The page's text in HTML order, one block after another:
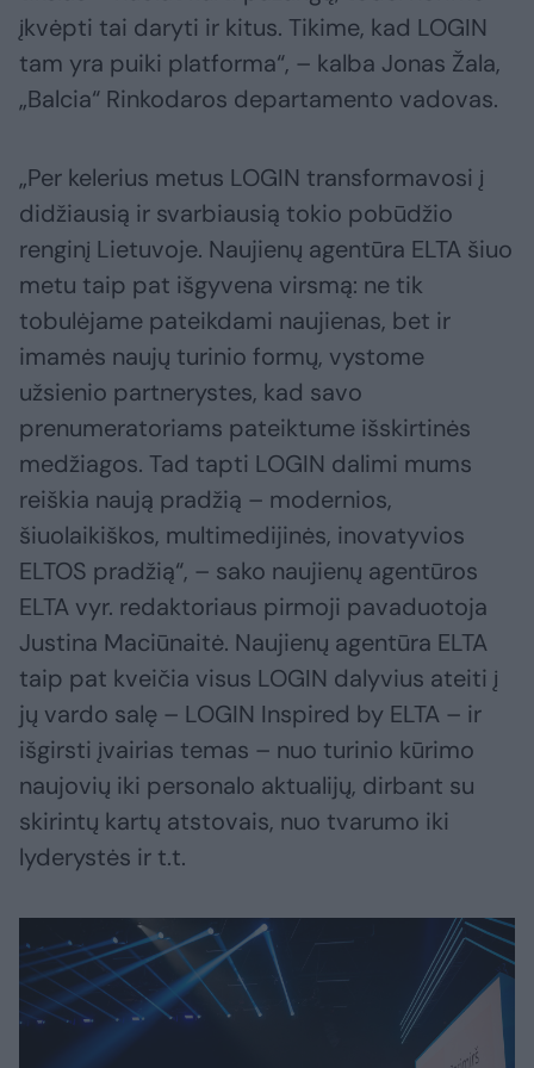
įkvėpti tai daryti ir kitus. Tikime, kad LOGIN
tam yra puiki platforma“, – kalba Jonas Žala,
„Balcia“ Rinkodaros departamento vadovas.
„Per kelerius metus LOGIN transformavosi į
didžiausią ir svarbiausią tokio pobūdžio
renginį Lietuvoje. Naujienų agentūra ELTA šiuo
metu taip pat išgyvena virsmą: ne tik
tobulėjame pateikdami naujienas, bet ir
imamės naujų turinio formų, vystome
užsienio partnerystes, kad savo
prenumeratoriams pateiktume išskirtinės
medžiagos. Tad tapti LOGIN dalimi mums
reiškia naują pradžią – modernios,
šiuolaikiškos, multimedijinės, inovatyvios
ELTOS pradžią“, – sako naujienų agentūros
ELTA vyr. redaktoriaus pirmoji pavaduotoja
Justina Maciūnaitė. Naujienų agentūra ELTA
taip pat kveičia visus LOGIN dalyvius ateiti į
jų vardo salę – LOGIN Inspired by ELTA – ir
išgirsti įvairias temas – nuo turinio kūrimo
naujovių iki personalo aktualijų, dirbant su
skirintų kartų atstovais, nuo tvarumo iki
lyderystės ir t.t.